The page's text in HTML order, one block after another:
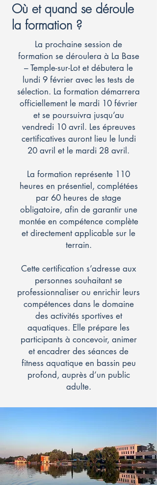
Où et quand se déroule
la formation ?
La prochaine session de
formation se déroulera à La Base
– Temple-sur-Lot et débutera le
lundi 9 février avec les tests de
sélection. La formation démarrera
officiellement le mardi 10 février
et se poursuivra jusqu’au
vendredi 10 avril. Les épreuves
certificatives auront lieu le lundi
20 avril et le mardi 28 avril.
La formation représente 110
heures en présentiel, complétées
par 60 heures de stage
obligatoire, afin de garantir une
montée en compétence complète
et directement applicable sur le
terrain.
Cette certification s’adresse aux
personnes souhaitant se
professionnaliser ou enrichir leurs
compétences dans le domaine
des activités sportives et
aquatiques. Elle prépare les
participants à concevoir, animer
et encadrer des séances de
fitness aquatique en bassin peu
profond, auprès d’un public
adulte.